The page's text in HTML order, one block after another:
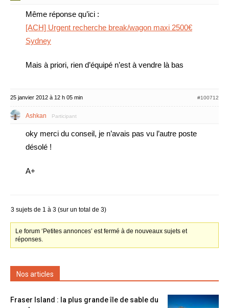
Même réponse qu’ici :
[ACH] Urgent recherche break/wagon maxi 2500€
Sydney
Mais à priori, rien d’équipé n’est à vendre là bas
25 janvier 2012 à 12 h 05 min #100712
Ashkan Participant
oky merci du conseil, je n’avais pas vu l’autre poste
désolé !
A+
3 sujets de 1 à 3 (sur un total de 3)
Le forum ‘Petites annonces’ est fermé à de nouveaux sujets et
réponses.
Nos articles
Fraser Island : la plus grande île de sable du